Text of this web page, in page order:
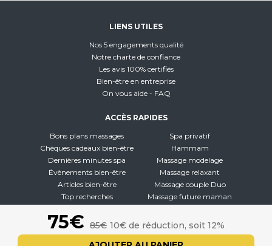
75€ 85€ 10€ de réduction, soit 12%
LIENS UTILES
Nos 5 engagements qualité
Notre charte de confiance
Les avis 100% certifiés
Bien-être en entreprise
On vous aide - FAQ
ACCÈS RAPIDES
Bons plans massages
Chèques cadeaux bien-être
Dernières minutes spa
Évènements bien-être
Articles bien-être
Top recherches
Spa privatif
Hammam
Massage modelage
Massage relaxant
Massage couple Duo
Massage future maman
À PROPOS